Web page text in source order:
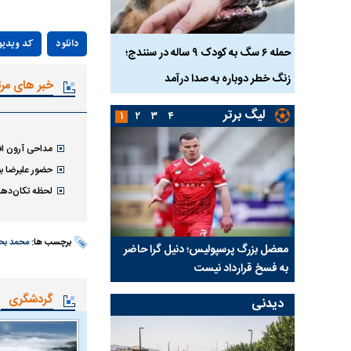
کد دانلود
خبر های
مداحی آرون
حضور علیرضا
لحظه
برچسب ها:محمد
گردشگری
حمله ۶ سگ به کودک ۹ ساله در سنندج؛
زنگ خطر دوباره به صدا درآمد
کشته شدند
لیگ برتر
معضل بزرگ پرسپولیس؛ دنیل گرا حاضر
به فسخ قرارداد نیست
مقصد احتمالی
۱ ۲ ۳ ۴
دیدنی